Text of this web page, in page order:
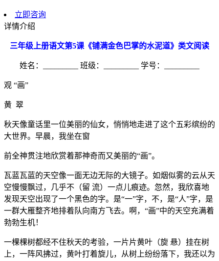
立即咨询
详情介绍
三年级上册语文第5课《铺满金色巴掌的水泥道》类文阅读
姓名：_________ 班级：_________ 学号：_________
观 “画”
黄 翠
秋天像童话里一位美丽的仙女，悄悄地走进了这个五彩缤纷的
大世界。早晨，我坐在窗
前全神贯注地欣赏着那神奇而又美丽的“画”。
瓦蓝瓦蓝的天空像一面无边无际的大镜子。如烟似雾的云从天
空慢慢飘过，几乎不（留 流）一点儿痕迹。忽然，我欣喜地
发现天空出现了一个黑色的字。是“一”字，不，是“人”字，是
一群大雁整齐地排着队向南方飞去。啊，“画”中的天空充满着
勃勃生机！
一棵棵树都经不住秋天的考验，一片片黄叶（旋 悬）挂在树
上，一阵风拂过，黄叶打着旋儿，从树上纷纷落下，我还以为